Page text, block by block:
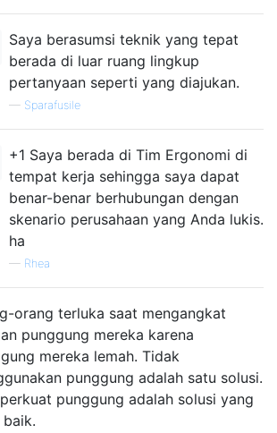
Saya berasumsi teknik yang tepat
berada di luar ruang lingkup
pertanyaan seperti yang diajukan.
— Sparafusile
+1 Saya berada di Tim Ergonomi di
tempat kerja sehingga saya dapat
benar-benar berhubungan dengan
skenario perusahaan yang Anda lukis.
ha
— Rhea
orang terluka saat mengangkat
punggung mereka karena
mereka lemah. Tidak
punggung adalah satu solusi.
punggung adalah solusi yang